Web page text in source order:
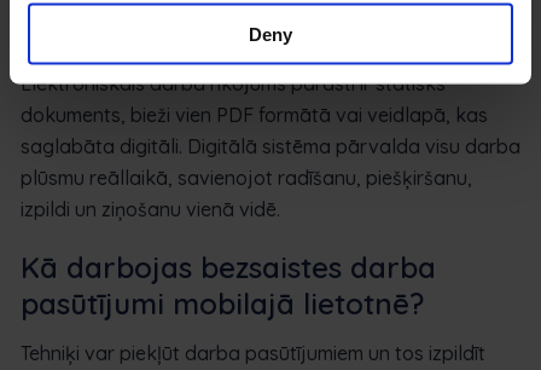
Deny
Elektroniskais darba rīkojums parasti ir statisks
dokuments, bieži vien PDF formātā vai veidlapā, kas
saglabāta digitāli. Digitālā sistēma pārvalda visu darba
plūsmu reāllaikā, savienojot radīšanu, piešķiršanu,
izpildi un ziņošanu vienā vidē.
Kā darbojas bezsaistes darba
pasūtījumi mobilajā lietotnē?
Tehniķi var piekļūt darba pasūtījumiem un tos izpildīt